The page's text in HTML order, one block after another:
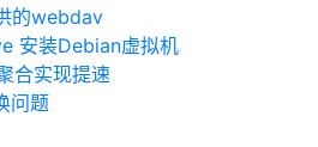
的webdav
安装Debian虚拟机
合实现提速
问题